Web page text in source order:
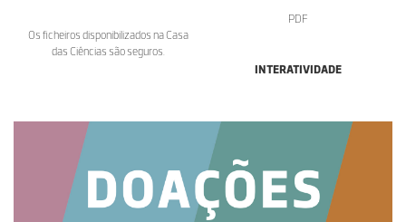
Os ficheiros disponibilizados na Casa
das Ciências são seguros.
PDF
INTERATIVIDADE